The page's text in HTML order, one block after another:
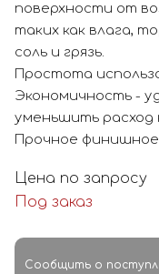
поверхности от
таких как влага,
соль и грязь.
Простота
Экономичность -
уменьшить расход
Прочное
Цена по запросу
Под заказ
Сообщить о